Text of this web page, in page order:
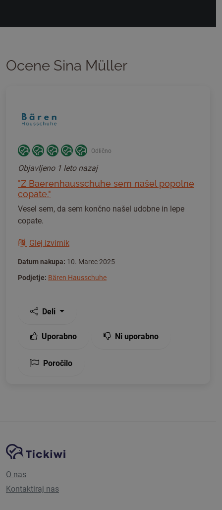
Ocene Sina Müller
Odlično
Objavljeno 1 leto nazaj
"Z Baerenhausschuhe sem našel popolne
copate."
Vesel sem, da sem končno našel udobne in lepe
copate.
Glej izvirnik
Datum nakupa: 10. Marec 2025
Podjetje: Bären Hausschuhe
Deli
Uporabno Ni uporabno
Poročilo
Navigacija spletnega mesta
Platforma Tickiwi
O nas
Kontaktiraj nas